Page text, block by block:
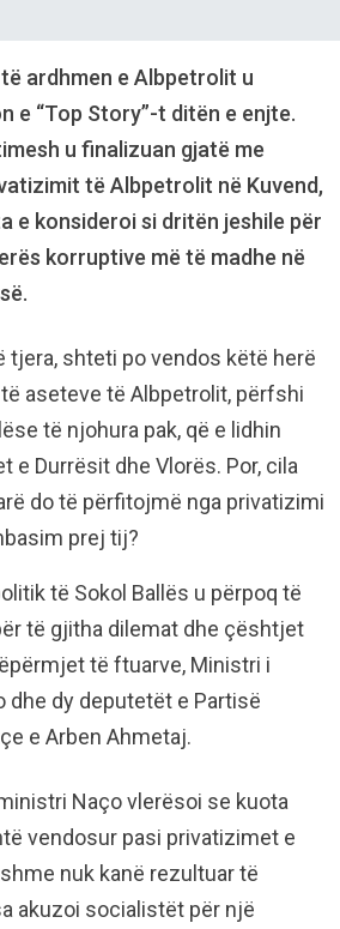
ardhmen e Albpetrolit u
e “Top Story”-t ditën e enjte.
u finalizuan gjatë me
të Albpetrolit në Kuvend,
e konsideroi si dritën jeshile për
korruptive më të madhe në
tjera, shteti po vendos këtë herë
aseteve të Albpetrolit, përfshi
të njohura pak, që e lidhin
e Durrësit dhe Vlorës. Por, cila
do të përfitojmë nga privatizimi
prej tij?
të Sokol Ballës u përpoq të
të gjitha dilemat dhe çështjet
të ftuarve, Ministri i
dhe dy deputetët e Partisë
e Arben Ahmetaj.
Naço vlerësoi se kuota
vendosur pasi privatizimet e
nuk kanë rezultuar të
akuzoi socialistët për një